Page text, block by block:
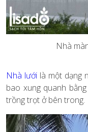
Nhà
Nhà lướilà một dạng
bao xung quanh
trồng trọt ở bên trong.